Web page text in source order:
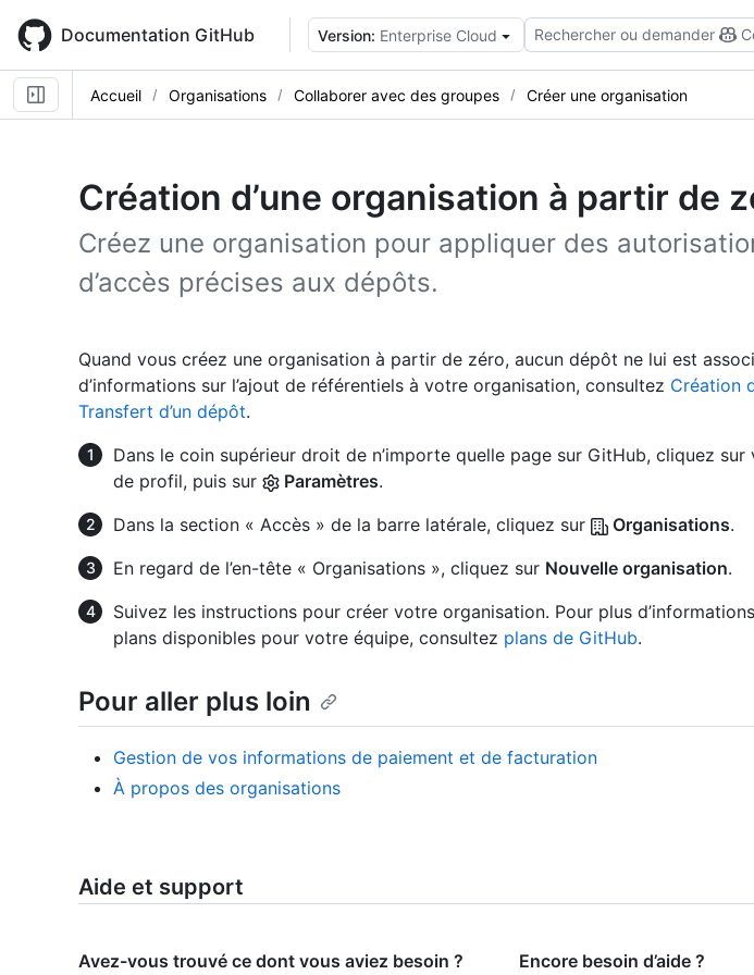
main
content
Documentation GitHub Version: Enterprise Cloud Rechercher ou demander
Accueil Organisations Collaborer avec des groupes Créer une organisation
Création d’une organisation à partir de
Créez une organisation pour appliquer des
d’accès précises aux dépôts.
Quand vous créez une organisation à partir de zéro, aucun dépôt ne lui est
d’informations sur l’ajout de référentiels à votre organisation, consultez Création
Transfert d’un dépôt.
Dans le coin supérieur droit de n’importe quelle page sur GitHub, cliquez
de profil, puis sur
Paramètres.
Dans la section « Accès » de la barre latérale, cliquez sur
Organisations.
En regard de l’en-tête « Organisations », cliquez sur Nouvelle organisation.
Suivez les instructions pour créer votre organisation. Pour plus
plans disponibles pour votre équipe, consultez plans de GitHub.
Pour aller plus loin
Gestion de vos informations de paiement et de facturation
À propos des organisations
Aide et support
Avez-vous trouvé ce dont vous aviez besoin ? Encore besoin d’aide ?